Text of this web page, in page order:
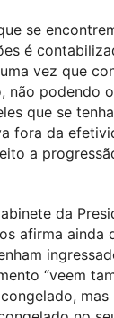
se
é
vez que
não podendo
que se
fora da
a
da
afirma ainda
“veem